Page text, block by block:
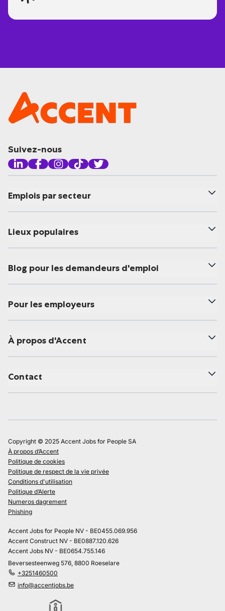
Suivez-nous
Emplois par secteur
Lieux populaires
Blog pour les demandeurs d'emploi
Pour les employeurs
À propos d'Accent
Contact
Copyright © 2025 Accent Jobs for People SA
À propos d’Accent
Politique de cookies
Politique de respect de la vie privée
Conditions d'utilisation
Politique d’Alerte
Numeros dagrement
Phishing
Accent Jobs for People NV - BE0455.069.956
Accent Construct NV - BE0887.120.626
Accent Jobs NV - BE0654.755.146
Beversesteenweg 576, 8800 Roeselare
+3251460500
info@accentjobs.be